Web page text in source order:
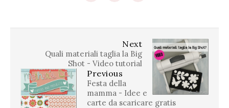
Next
Quali materiali taglia la Big
Shot - Video tutorial
Previous
Festa della
mamma - Idee e
carte da scaricare gratis